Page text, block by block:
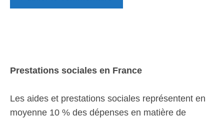
Prestations sociales en France
Les aides et prestations sociales représentent en
moyenne 10 % des dépenses en matière de